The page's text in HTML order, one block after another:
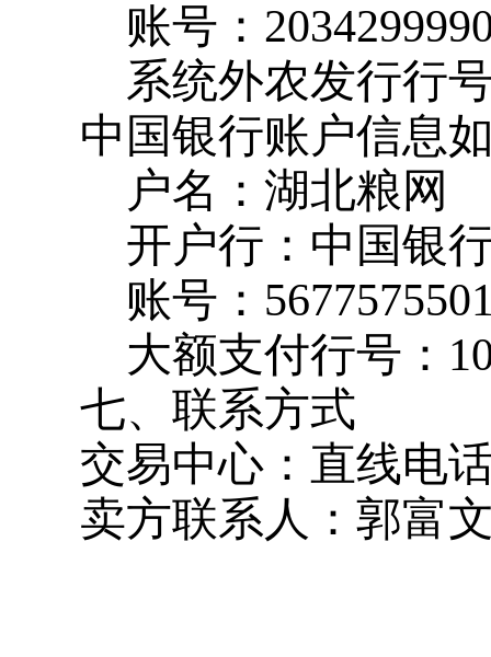
账号：
系统外农发行行
中国银行账户信息
户名：湖北粮网
开户行：中国银
账号：
大额支付行号：
七、联系方式
交易中心：直线电
卖方联系人：郭富